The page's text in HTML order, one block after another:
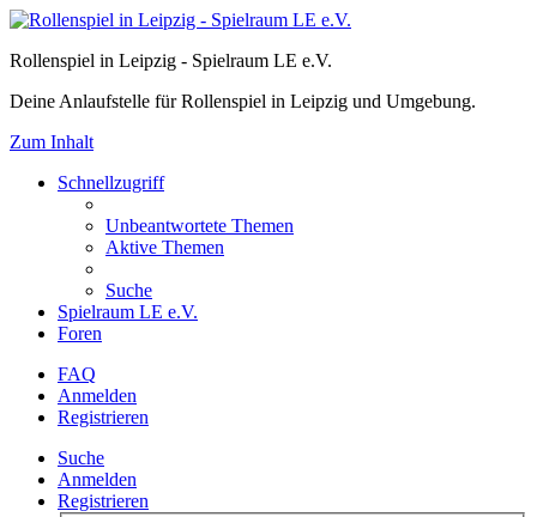
Rollenspiel in Leipzig - Spielraum LE e.V.
Deine Anlaufstelle für Rollenspiel in Leipzig und Umgebung.
Zum Inhalt
Schnellzugriff
Unbeantwortete Themen
Aktive Themen
Suche
Spielraum LE e.V.
Foren
FAQ
Anmelden
Registrieren
Suche
Anmelden
Registrieren